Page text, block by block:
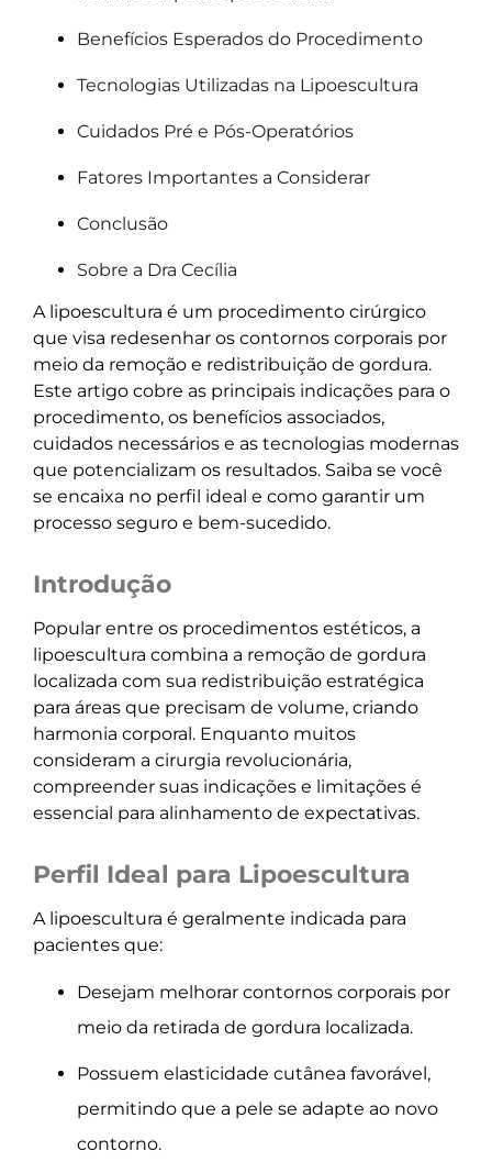
Benefícios Esperados do Procedimento
Tecnologias Utilizadas na Lipoescultura
Cuidados Pré e Pós-Operatórios
Fatores Importantes a Considerar
Conclusão
Sobre a Dra Cecília
A lipoescultura é um procedimento cirúrgico
que visa redesenhar os contornos corporais por
meio da remoção e redistribuição de gordura.
Este artigo cobre as principais indicações para o
procedimento, os benefícios associados,
cuidados necessários e as tecnologias modernas
que potencializam os resultados. Saiba se você
se encaixa no perfil ideal e como garantir um
processo seguro e bem-sucedido.
Introdução
Popular entre os procedimentos estéticos, a
lipoescultura combina a remoção de gordura
localizada com sua redistribuição estratégica
para áreas que precisam de volume, criando
harmonia corporal. Enquanto muitos
consideram a cirurgia revolucionária,
compreender suas indicações e limitações é
essencial para alinhamento de expectativas.
Perfil Ideal para Lipoescultura
A lipoescultura é geralmente indicada para
pacientes que:
Desejam melhorar contornos corporais por
meio da retirada de gordura localizada.
Possuem elasticidade cutânea favorável,
permitindo que a pele se adapte ao novo
contorno.